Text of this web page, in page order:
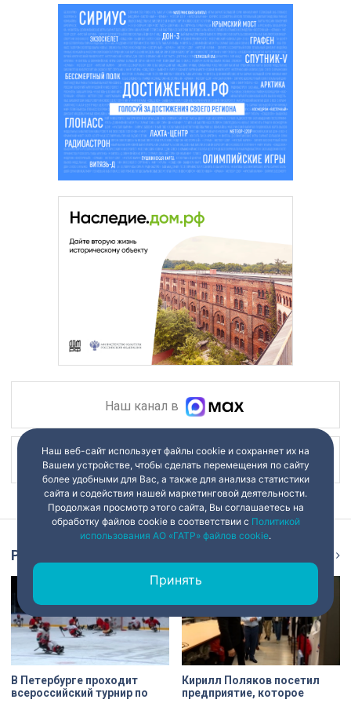
Наш канал в
Наш канал в
Репортаж
В Петербурге проходит
всероссийский турнир по
Кирилл Поляков посетил
предприятие, которое
Наш веб-сайт использует файлы cookie и сохраняет их на
Вашем устройстве, чтобы сделать перемещения по сайту
более удобными для Вас, а также для анализа статистики
сайта и содействия нашей маркетинговой деятельности.
Продолжая просмотр этого сайта, Вы соглашаетесь на
обработку файлов cookie в соответствии с Политикой
использования АО «ГАТР» файлов cookie.
Принять